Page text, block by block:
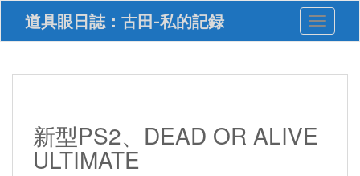
i
道具眼日誌：古田-私的記録 Toggle
新型PS2、DEAD OR ALIVE
ULTIMATE